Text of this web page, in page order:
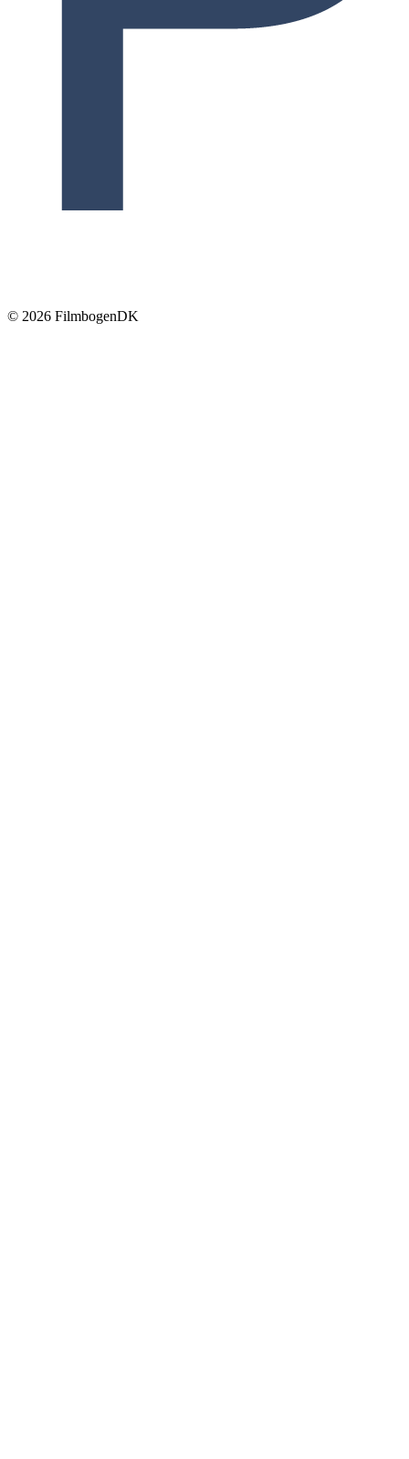
© 2026 FilmbogenDK